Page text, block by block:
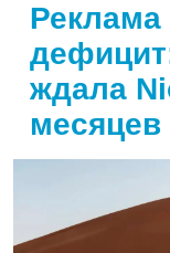
ждала
месяцев